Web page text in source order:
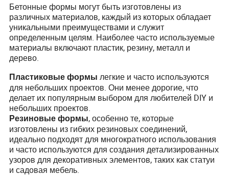
Бетонные формы могут быть изготовлены из
различных материалов, каждый из которых обладает
уникальными преимуществами и служит
определенным целям. Наиболее часто используемые
материалы включают пластик, резину, металл и
дерево.
Пластиковые формы легкие и часто используются
для небольших проектов. Они менее дорогие, что
делает их популярным выбором для любителей DIY и
небольших проектов.
Резиновые формы, особенно те, которые
изготовлены из гибких резиновых соединений,
идеально подходят для многократного использования
и часто используются для создания детализированных
узоров для декоративных элементов, таких как статуи
и садовая мебель.